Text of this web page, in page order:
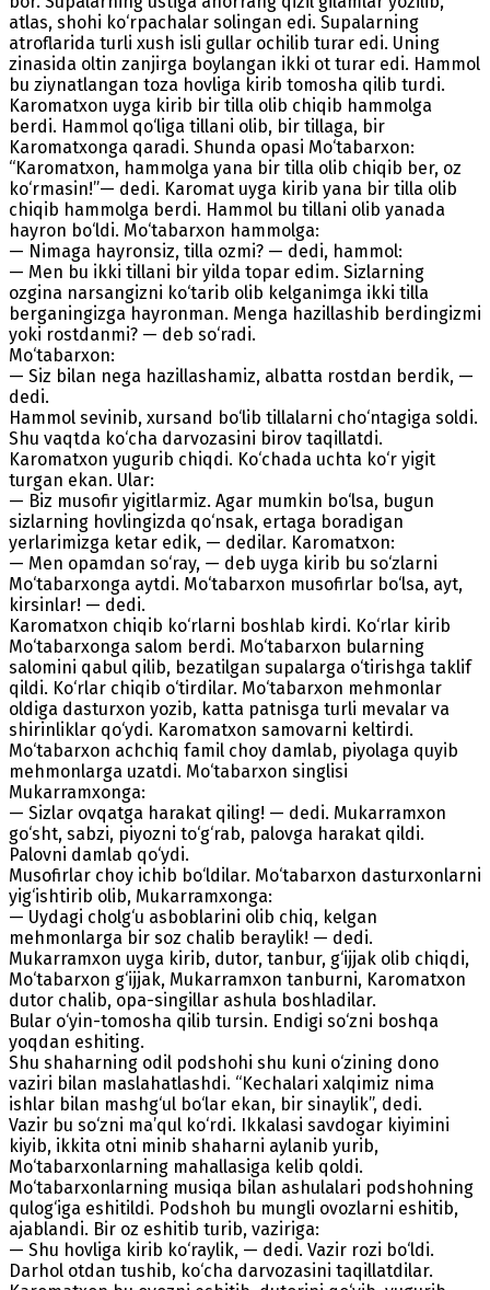
atlas, shohi ko‘rpachalar solingan edi. Supalarning
atroflarida turli xush isli gullar ochilib turar edi. Uning
zinasida oltin zanjirga boylangan ikki ot turar edi. Hammol
bu ziynatlangan toza hovliga kirib tomosha qilib turdi.
Karomatxon uyga kirib bir tilla olib chiqib hammolga
berdi. Hammol qo‘liga tillani olib, bir tillaga, bir
Karomatxonga qaradi. Shunda opasi Mo‘tabarxon:
“Karomatxon, hammolga yana bir tilla olib chiqib ber, oz
ko‘rmasin!”— dedi. Karomat uyga kirib yana bir tilla olib
chiqib hammolga berdi. Hammol bu tillani olib yanada
hayron bo‘ldi. Mo‘tabarxon hammolga:
— Nimaga hayronsiz, tilla ozmi? — dedi, hammol:
— Men bu ikki tillani bir yilda topar edim. Sizlarning
ozgina narsangizni ko‘tarib olib kelganimga ikki tilla
berganingizga hayronman. Menga hazillashib berdingizmi
yoki rostdanmi? — deb so‘radi.
Mo‘tabarxon:
— Siz bilan nega hazillashamiz, albatta rostdan berdik, —
dedi.
Hammol sevinib, xursand bo‘lib tillalarni cho‘ntagiga soldi.
Shu vaqtda ko‘cha darvozasini birov taqillatdi.
Karomatxon yugurib chiqdi. Ko‘chada uchta ko‘r yigit
turgan ekan. Ular:
— Biz musofir yigitlarmiz. Agar mumkin bo‘lsa, bugun
sizlarning hovlingizda qo‘nsak, ertaga boradigan
yerlarimizga ketar edik, — dedilar. Karomatxon:
— Men opamdan so‘ray, — deb uyga kirib bu so‘zlarni
Mo‘tabarxonga aytdi. Mo‘tabarxon musofirlar bo‘lsa, ayt,
kirsinlar! — dedi.
Karomatxon chiqib ko‘rlarni boshlab kirdi. Ko‘rlar kirib
Mo‘tabarxonga salom berdi. Mo‘tabarxon bularning
salomini qabul qilib, bezatilgan supalarga o‘tirishga taklif
qildi. Ko‘rlar chiqib o‘tirdilar. Mo‘tabarxon mehmonlar
oldiga dasturxon yozib, katta patnisga turli mevalar va
shirinliklar qo‘ydi. Karomatxon samovarni keltirdi.
Mo‘tabarxon achchiq famil choy damlab, piyolaga quyib
mehmonlarga uzatdi. Mo‘tabarxon singlisi
Mukarramxonga:
— Sizlar ovqatga harakat qiling! — dedi. Mukarramxon
go‘sht, sabzi, piyozni to‘g‘rab, palovga harakat qildi.
Palovni damlab qo‘ydi.
Musofirlar choy ichib bo‘ldilar. Mo‘tabarxon dasturxonlarni
yig‘ishtirib olib, Mukarramxonga:
— Uydagi cholg‘u asboblarini olib chiq, kelgan
mehmonlarga bir soz chalib beraylik! — dedi.
Mukarramxon uyga kirib, dutor, tanbur, g‘ijjak olib chiqdi,
Mo‘tabarxon g‘ijjak, Mukarramxon tanburni, Karomatxon
dutor chalib, opa-singillar ashula boshladilar.
Bular o‘yin-tomosha qilib tursin. Endigi so‘zni boshqa
yoqdan eshiting.
Shu shaharning odil podshohi shu kuni o‘zining dono
vaziri bilan maslahatlashdi. “Kechalari xalqimiz nima
ishlar bilan mashg‘ul bo‘lar ekan, bir sinaylik”, dedi.
Vazir bu so‘zni ma’qul ko‘rdi. Ikkalasi savdogar kiyimini
kiyib, ikkita otni minib shaharni aylanib yurib,
Mo‘tabarxonlarning mahallasiga kelib qoldi.
Mo‘tabarxonlarning musiqa bilan ashulalari podshohning
qulog‘iga eshitildi. Podshoh bu mungli ovozlarni eshitib,
ajablandi. Bir oz eshitib turib, vaziriga:
— Shu hovliga kirib ko‘raylik, — dedi. Vazir rozi bo‘ldi.
Darhol otdan tushib, ko‘cha darvozasini taqillatdilar.